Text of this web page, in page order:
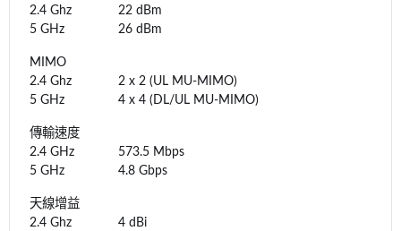
2.4 Ghz
5 GHz
22 dBm
26 dBm
MIMO
2.4 Ghz
5 GHz
2 x 2 (UL MU-MIMO)
4 x 4 (DL/UL MU-MIMO)
傳輸速度
2.4 GHz
5 GHz
573.5 Mbps
4.8 Gbps
天線增益
2.4 Ghz
4 dBi